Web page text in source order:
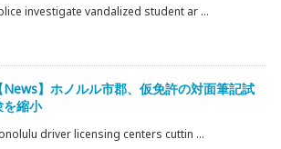
investigate vandalized student ar ...
News】ホノルル市郡、仮免許の対面筆記試
を縮小
driver licensing centers cuttin ...